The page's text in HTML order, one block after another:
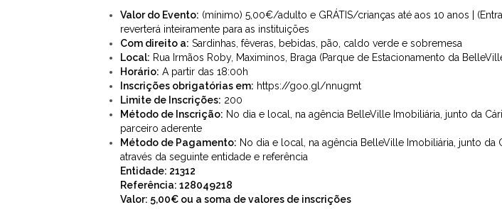
Valor do Evento: (mínimo) 5,00€/adulto e GRÁTIS/crianças até aos 10 anos |
reverterá inteiramente para as instituições
Com direito a: Sardinhas, fêveras, bebidas, pão, caldo verde e sobremesa
Local: Rua Irmãos Roby, Maximinos, Braga (Parque de Estacionamento da
Horário: A partir das 18:00h
Inscrições obrigatórias em: https://goo.gl/nnugmt
Limite de Inscrições: 200
Método de Inscrição: No dia e local, na agência BelleVille Imobiliária, junto da
parceiro aderente
Método de Pagamento: No dia e local, na agência BelleVille Imobiliária, junto da
através da seguinte entidade e referência
Entidade: 21312
Referência: 128049218
Valor: 5,00€ ou a soma de valores de inscrições